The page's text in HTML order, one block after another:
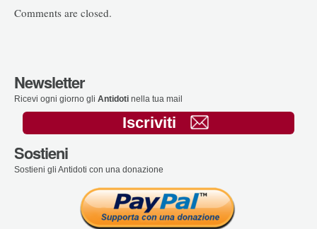
Comments are closed.
Newsletter
Ricevi ogni giorno gli Antidoti nella tua mail
Iscriviti
Sostieni
Sostieni gli Antidoti con una donazione